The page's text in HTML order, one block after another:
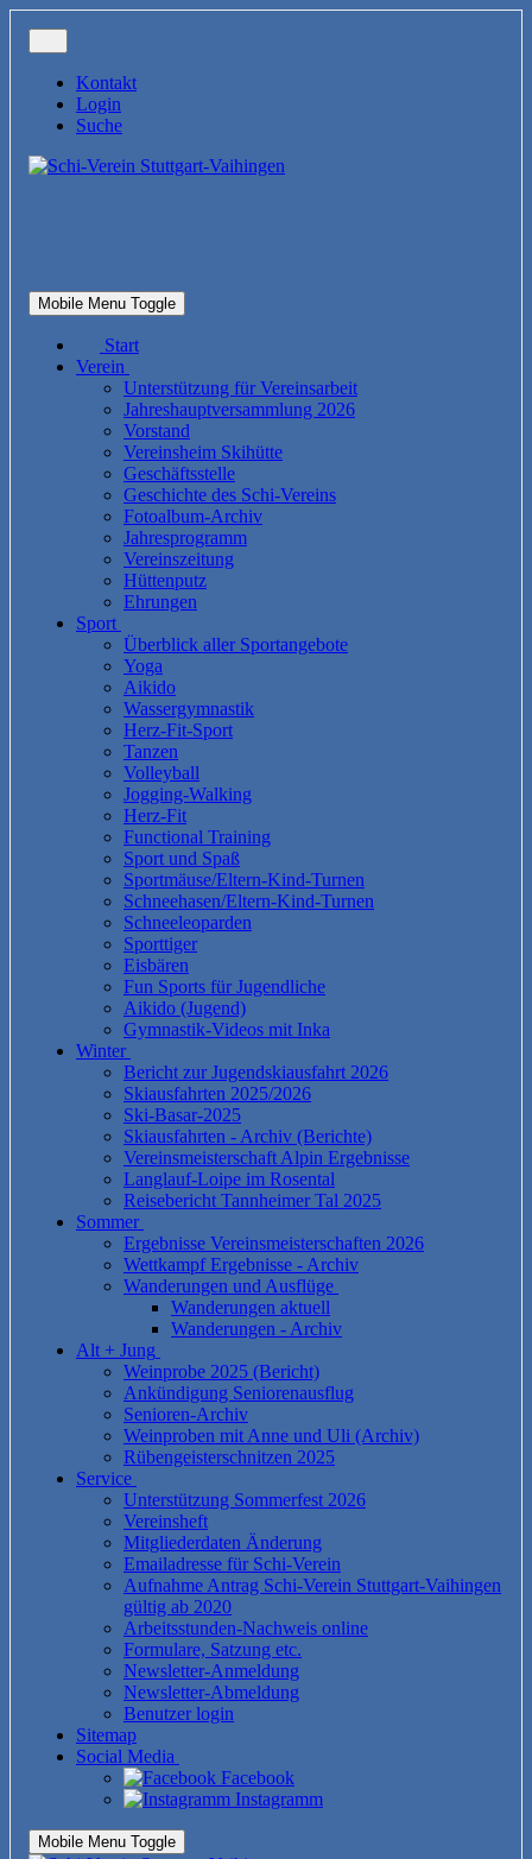
Kontakt
Login
Suche
Mobile Menu Toggle
Start
Verein
Unterstützung für Vereinsarbeit
Jahreshauptversammlung 2026
Vorstand
Vereinsheim Skihütte
Geschäftsstelle
Geschichte des Schi-Vereins
Fotoalbum-Archiv
Jahresprogramm
Vereinszeitung
Hüttenputz
Ehrungen
Sport
Überblick aller Sportangebote
Yoga
Aikido
Wassergymnastik
Herz-Fit-Sport
Tanzen
Volleyball
Jogging-Walking
Herz-Fit
Functional Training
Sport und Spaß
Sportmäuse/Eltern-Kind-Turnen
Schneehasen/Eltern-Kind-Turnen
Schneeleoparden
Sporttiger
Eisbären
Fun Sports für Jugendliche
Aikido (Jugend)
Gymnastik-Videos mit Inka
Winter
Bericht zur Jugendskiausfahrt 2026
Skiausfahrten 2025/2026
Ski-Basar-2025
Skiausfahrten - Archiv (Berichte)
Vereinsmeisterschaft Alpin Ergebnisse
Langlauf-Loipe im Rosental
Reisebericht Tannheimer Tal 2025
Sommer
Ergebnisse Vereinsmeisterschaften 2026
Wettkampf Ergebnisse - Archiv
Wanderungen und Ausflüge
Wanderungen aktuell
Wanderungen - Archiv
Alt + Jung
Weinprobe 2025 (Bericht)
Ankündigung Seniorenausflug
Senioren-Archiv
Weinproben mit Anne und Uli (Archiv)
Rübengeisterschnitzen 2025
Service
Unterstützung Sommerfest 2026
Vereinsheft
Mitgliederdaten Änderung
Emailadresse für Schi-Verein
Aufnahme Antrag Schi-Verein Stuttgart-Vaihingen
gültig ab 2020
Arbeitsstunden-Nachweis online
Formulare, Satzung etc.
Newsletter-Anmeldung
Newsletter-Abmeldung
Benutzer login
Sitemap
Social Media
Facebook
Instagramm
Mobile Menu Toggle